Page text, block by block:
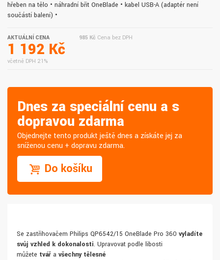
hřeben na tělo • náhradní břit OneBlade • kabel USB-A (adaptér není
součástí balení) •
AKTUÁLNÍ CENA
1 192 Kč
včetně DPH 21%
985 Kč Cena bez DPH
Dnes za speciální cenu a s
dopravou zdarma
Objednejte tento produkt ještě dnes a získáte jej za
sníženou cenu + dopravu zdarma.
Do košíku
Se zastřihovačem Philips QP6542/15 OneBlade Pro 360 vyladíte
svůj vzhled k dokonalosti. Upravovat podle libosti
můžete tvář a všechny tělesné